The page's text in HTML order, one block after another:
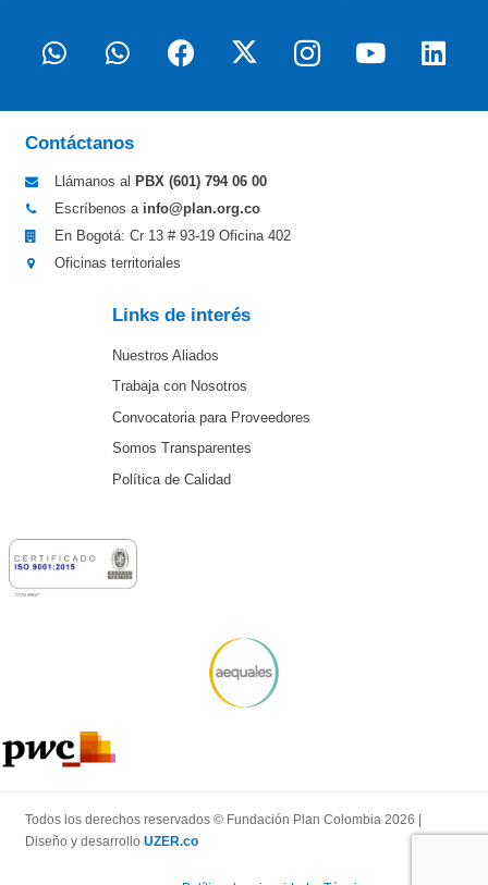
Contáctanos
Llámanos al PBX (601) 794 06 00
Escríbenos a info@plan.org.co
En Bogotá: Cr 13 # 93-19 Oficina 402
Oficinas territoriales
Links de interés
Nuestros Aliados
Trabaja con Nosotros
Convocatoria para Proveedores
Somos Transparentes
Política de Calidad
Todos los derechos reservados © Fundación Plan Colombia 2026 |
Diseño y desarrollo UZER.co